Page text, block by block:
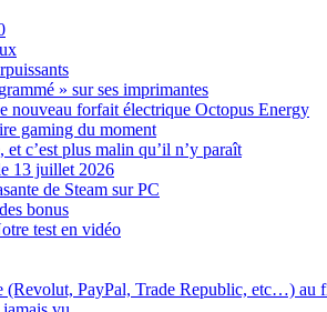
» sur ses imprimantes
nouveau forfait électrique Octopus Energy
gaming du moment
c’est plus malin qu’il n’y paraît
13 juillet 2026
de Steam sur PC
bonus
test en vidéo
(Revolut, PayPal, Trade Republic, etc…) au